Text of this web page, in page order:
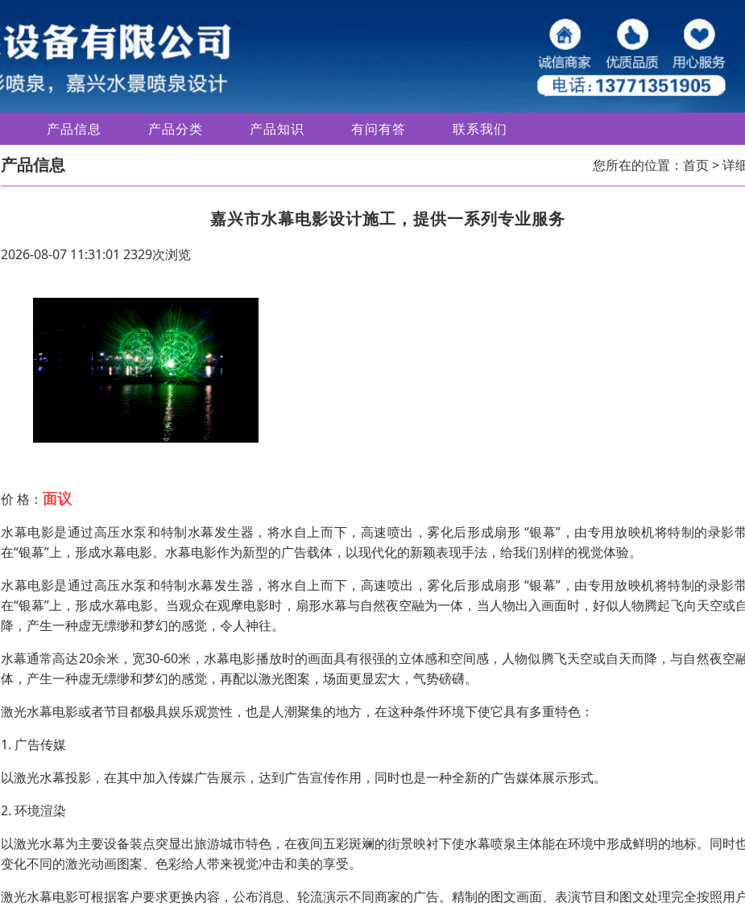
产品信息 产品分类 产品知识 有问有答 联系我们
产品信息 您所在的位置： 首页> 详
嘉兴市水幕电影设计施工，提供一系列专业服务
2026-08-07 11:31:01 2329次浏览
价 格： 面议
水幕电影是通过高压水泵和特制水幕发生器，将水自上而下，高速喷出，雾化后形成扇形 “银幕”，由专用放映机将特制的录影
在“银幕”上，形成水幕电影。水幕电影作为新型的广告载体，以现代化的新颖表现手法，给我们别样的视觉体验。
水幕电影是通过高压水泵和特制水幕发生器，将水自上而下，高速喷出，雾化后形成扇形 “银幕”，由专用放映机将特制的录影
在“银幕”上，形成水幕电影。当观众在观摩电影时，扇形水幕与自然夜空融为一体，当人物出入画面时，好似人物腾起飞向天空或
降，产生一种虚无缥缈和梦幻的感觉，令人神往。
水幕通常高达20余米，宽30-60米，水幕电影播放时的画面具有很强的立体感和空间感，人物似腾飞天空或自天而降，与自然夜空
体，产生一种虚无缥缈和梦幻的感觉，再配以激光图案，场面更显宏大，气势磅礴。
激光水幕电影或者节目都极具娱乐观赏性，也是人潮聚集的地方，在这种条件环境下使它具有多重特色：
1. 广告传媒
以激光水幕投影，在其中加入传媒广告展示，达到广告宣传作用，同时也是一种全新的广告媒体展示形式。
2. 环境渲染
以激光水幕为主要设备装点突显出旅游城市特色，在夜间五彩斑斓的街景映衬下使水幕喷泉主体能在环境中形成鲜明的地标。同时
变化不同的激光动画图案、色彩给人带来视觉冲击和美的享受。
激光水幕电影可根据客户要求更换内容，公布消息、轮流演示不同商家的广告。精制的图文画面、表演节目和图文处理完全按照用